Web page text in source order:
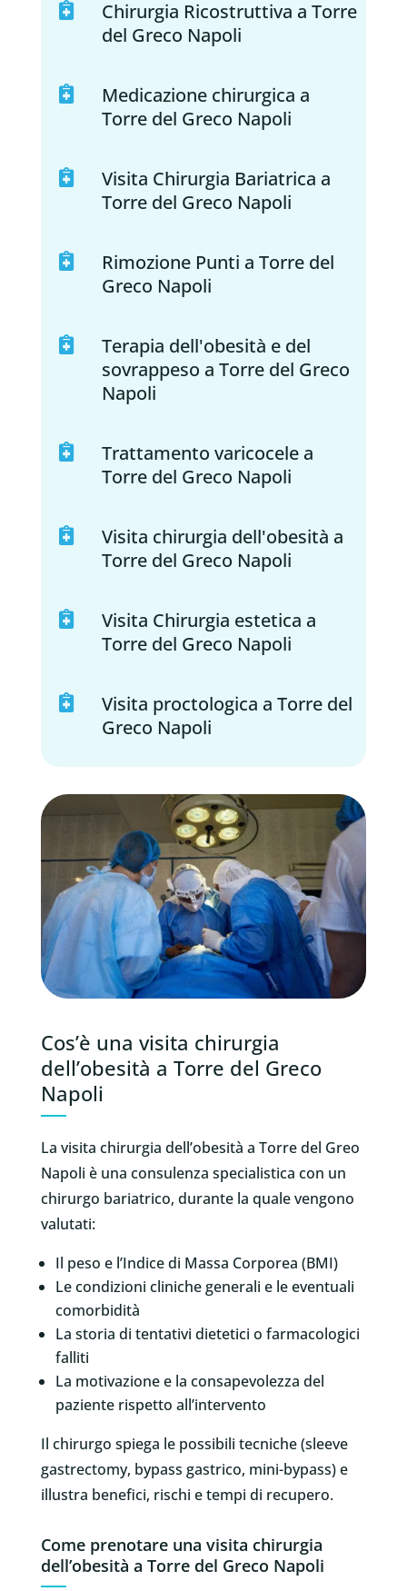

Chirurgia Ricostruttiva a Torre
del Greco Napoli

Medicazione chirurgica a
Torre del Greco Napoli

Visita Chirurgia Bariatrica a
Torre del Greco Napoli

Rimozione Punti a Torre del
Greco Napoli

Terapia dell'obesità e del
sovrappeso a Torre del Greco
Napoli

Trattamento varicocele a
Torre del Greco Napoli

Visita chirurgia dell'obesità a
Torre del Greco Napoli

Visita Chirurgia estetica a
Torre del Greco Napoli

Visita proctologica a Torre del
Greco Napoli
Cos’è una visita chirurgia
dell’obesità a Torre del Greco
Napoli
La visita chirurgia dell’obesità a Torre del Greo
Napoli è una consulenza specialistica con un
chirurgo bariatrico, durante la quale vengono
valutati:
Il peso e l’Indice di Massa Corporea (BMI)
Le condizioni cliniche generali e le eventuali
comorbidità
La storia di tentativi dietetici o farmacologici
falliti
La motivazione e la consapevolezza del
paziente rispetto all’intervento
Il chirurgo spiega le possibili tecniche (sleeve
gastrectomy, bypass gastrico, mini-bypass) e
illustra benefici, rischi e tempi di recupero.
Come prenotare una visita chirurgia
dell’obesità a Torre del Greco Napoli